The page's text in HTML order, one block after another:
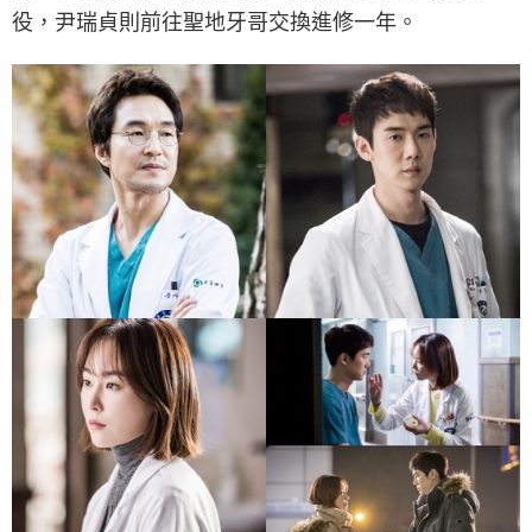
役，尹瑞貞則前往聖地牙哥交換進修一年。